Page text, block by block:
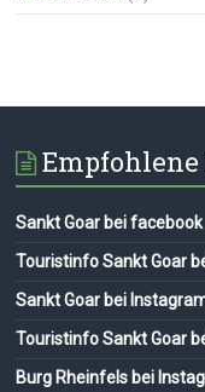
Sankt Goar bei facebook
Touristinfo Sankt Goar
Sankt Goar bei
Touristinfo Sankt Goar
Burg Rheinfels bei